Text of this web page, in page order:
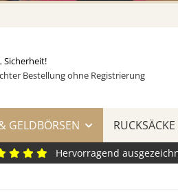
Sicherheit!
Bestellung ohne Registrierung
GELDBÖRSEN RUCKSÄCKE
Hervorragend